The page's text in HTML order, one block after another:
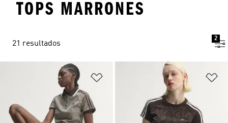
TOPS MARRONES
21 resultados
2
Añadir a la lista de deseos